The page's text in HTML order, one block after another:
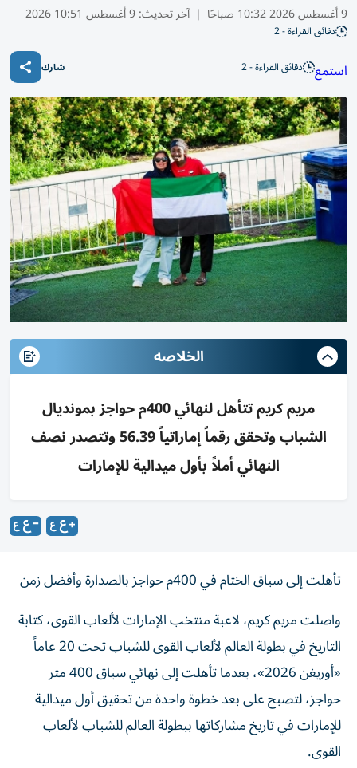
9 أغسطس 2026 10:32 صباحًا | آخر تحديث:9 أغسطس 10:51 2026
دقائق القراءة - 2
استمع دقائق القراءة - 2 شارك
الخلاصه
مريم كريم تتأهل لنهائي 400م حواجز بمونديال
الشباب وتحقق رقماً إماراتياً 56.39 وتتصدر نصف
النهائي أملاً بأول ميدالية للإمارات
تأهلت إلى سباق الختام في 400م حواجز بالصدارة وأفضل زمن
واصلت مريم كريم، لاعبة منتخب الإمارات لألعاب القوى، كتابة
التاريخ في بطولة العالم لألعاب القوى للشباب تحت 20 عاماً
«أوريغن 2026»، بعدما تأهلت إلى نهائي سباق 400 متر
حواجز، لتصبح على بعد خطوة واحدة من تحقيق أول ميدالية
للإمارات في تاريخ مشاركاتها ببطولة العالم للشباب لألعاب
القوى.